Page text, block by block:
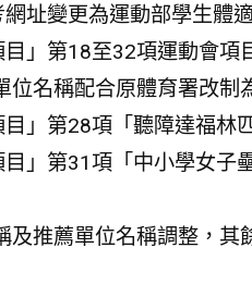
址變更為運動部學生體
」第18至32項運動會
位名稱配合原體育署改制
」第28項「聽障達福林
」第31項「中小學女子
及推薦單位名稱調整，